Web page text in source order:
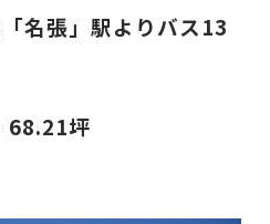
名張」駅よりバス13
68.21坪